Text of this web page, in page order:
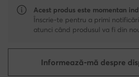
Acest produs este momentan
Înscrie-te pentru a primi
atunci când produsul va fi din
Informează-mă despre